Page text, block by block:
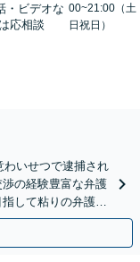
・ビデオな
応相談
00~21:00（土
日祝日）
わいせつで逮捕され
の経験豊富な弁護
して粘りの弁護活